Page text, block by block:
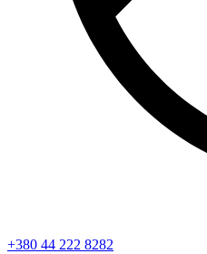
+380 44 222 8282